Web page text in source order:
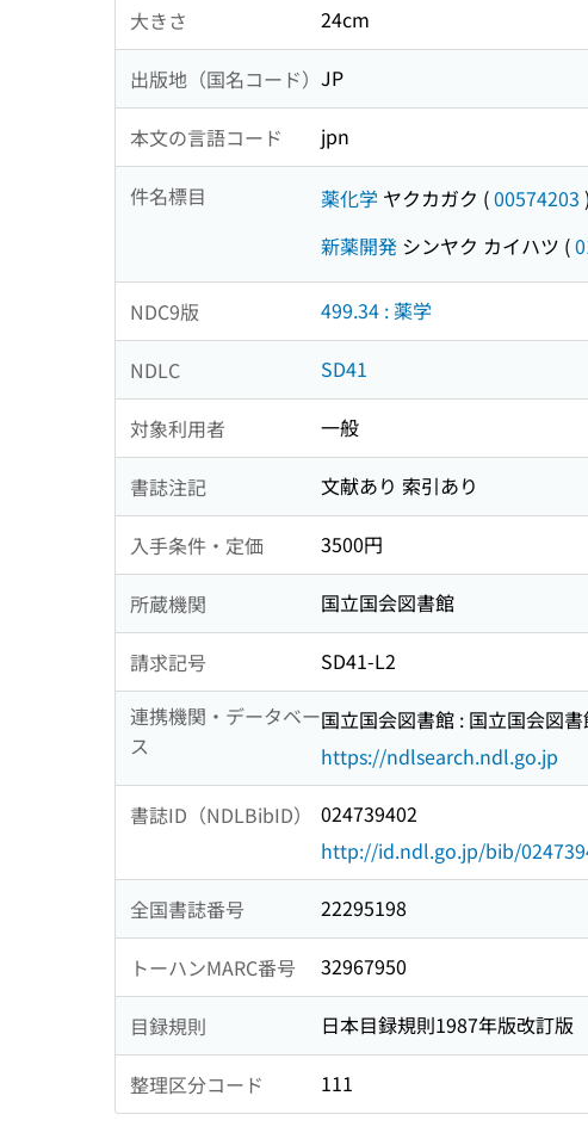
大きさ 24cm
出版地（国名コード） JP
本文の言語コード jpn
件名標目 薬化学 ヤクカガク (00574203 )
新薬開発 シンヤク カイハツ (
NDC9版 499.34 : 薬学
NDLC SD41
対象利用者 一般
書誌注記 文献あり 索引あり
入手条件・定価 3500円
所蔵機関 国立国会図書館
請求記号
SD41-L2
連携機関・データベー
ス
国立国会図書館 : 国立国会図
https://ndlsearch.ndl.go.jp
書誌ID（NDLBibID）
024739402
http://id.ndl.go.jp/bib/
全国書誌番号 22295198
トーハンMARC番号 32967950
目録規則 日本目録規則1987年版改訂版
整理区分コード 111